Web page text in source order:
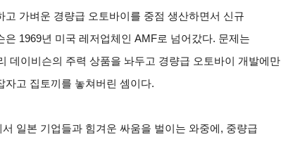
가벼운 경량급 오토바이를 중점 생산하면서 신규
1969년 미국 레저업체인 AMF로 넘어갔다. 문제는
데이비슨의 주력 상품을 놔두고 경량급 오토바이 개발에만
자고 집토끼를 놓쳐버린 셈이다.
일본 기업들과 힘겨운 싸움을 벌이는 와중에, 중량급